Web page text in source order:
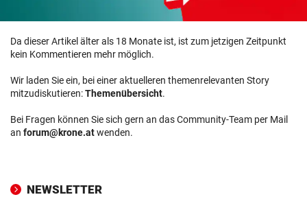
Da dieser Artikel älter als 18 Monate ist, ist zum jetzigen Zeitpunkt
kein Kommentieren mehr möglich.
Wir laden Sie ein, bei einer aktuelleren themenrelevanten Story
mitzudiskutieren:Themenübersicht.
Bei Fragen können Sie sich gern an das Community-Team per Mail
an forum@krone.atwenden.
NEWSLETTER